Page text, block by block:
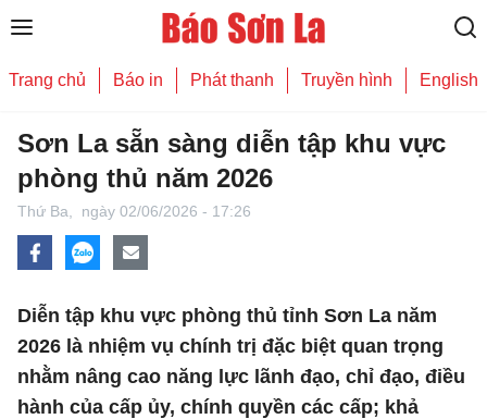
Trang chủ Báo in Phát thanh Truyền hình English
Sơn La sẵn sàng diễn tập khu vực
phòng thủ năm 2026
Thứ Ba, ngày 02/06/2026 - 17:26
Diễn tập khu vực phòng thủ tỉnh Sơn La năm
2026 là nhiệm vụ chính trị đặc biệt quan trọng
nhằm nâng cao năng lực lãnh đạo, chỉ đạo, điều
hành của cấp ủy, chính quyền các cấp; khả